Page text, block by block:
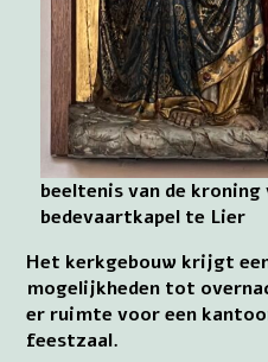
beeltenis van de kroning
bedevaartkapel te Lier
Het kerkgebouw krijgt
mogelijkheden tot
er ruimte voor een
feestzaal.